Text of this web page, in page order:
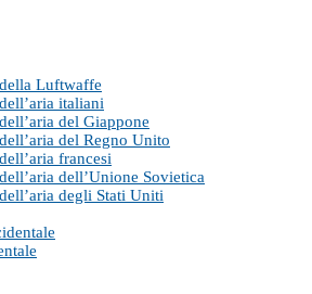
Luftwaffe
italiani
del Giappone
del Regno Unito
francesi
dell’Unione Sovietica
degli Stati Uniti